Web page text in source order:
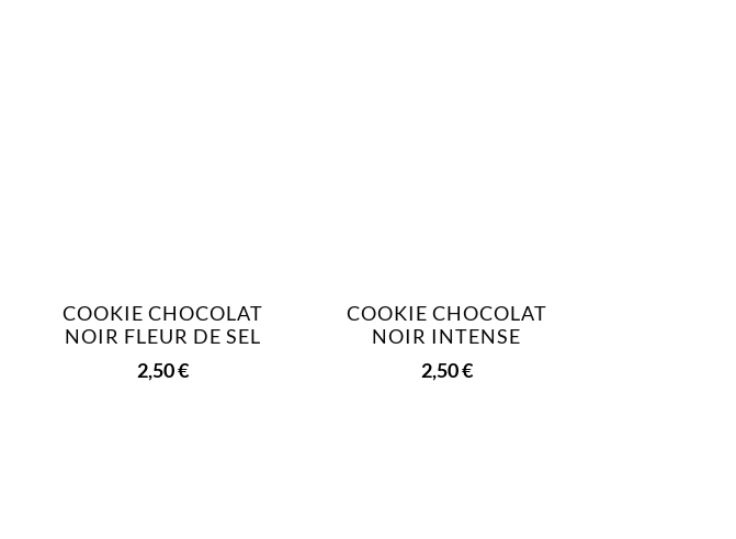
COOKIE CHOCOLAT
NOIR FLEUR DE SEL
2,50€
COOKIE CHOCOLAT
NOIR INTENSE
2,50€